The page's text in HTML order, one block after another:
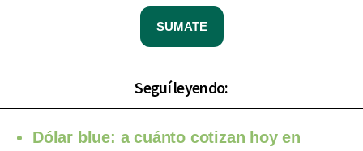
SUMATE
Seguí leyendo:
Dólar blue: a cuánto cotizan hoy en